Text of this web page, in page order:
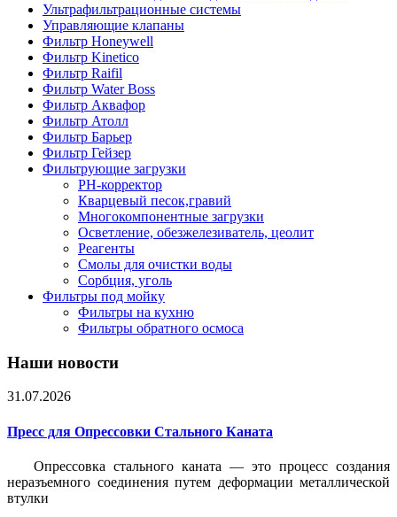
Ультрафильтрационные системы
Управляющие клапаны
Фильтр Honeywell
Фильтр Kinetico
Фильтр Raifil
Фильтр Water Boss
Фильтр Аквафор
Фильтр Атолл
Фильтр Барьер
Фильтр Гейзер
Фильтрующие загрузки
PH-корректор
Кварцевый песок,гравий
Многокомпонентные загрузки
Осветление, обезжелезиватель, цеолит
Реагенты
Смолы для очистки воды
Сорбция, уголь
Фильтры под мойку
Фильтры на кухню
Фильтры обратного осмоса
Наши новости
31.07.2026
Пресс для Опрессовки Стального Каната
Опрессовка стального каната — это процесс создания
неразъемного соединения путем деформации металлической
втулки